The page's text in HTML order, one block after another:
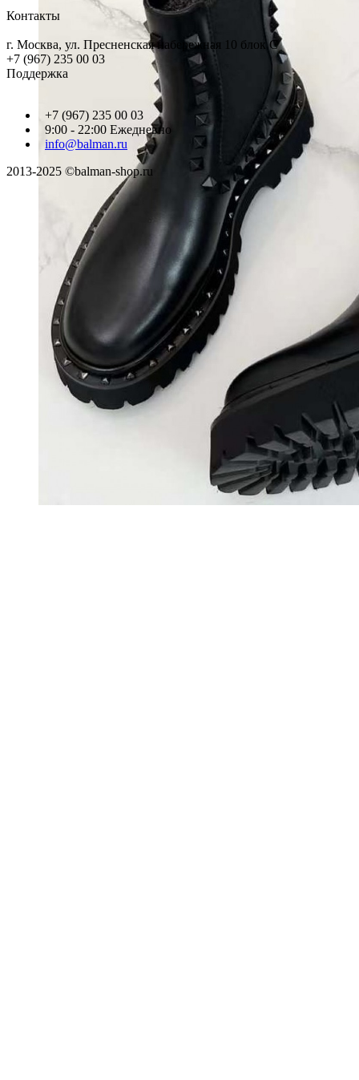
Контакты
г. Москва, ул. Пресненская набережная 10 блок С
+7 (967) 235 00 03
Поддержка
+7 (967) 235 00 03
9:00 - 22:00 Ежедневно
info@balman.ru
2013-2025 ©balman-shop.ru